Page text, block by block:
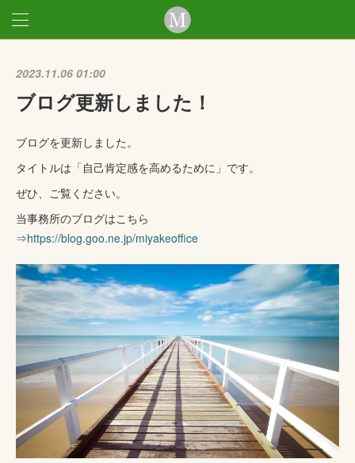
2023.11.06 01:00
ブログ更新しました！
ブログを更新しました。
タイトルは「自己肯定感を高めるために」です。
ぜひ、ご覧ください。
当事務所のブログはこちら
⇒https://blog.goo.ne.jp/miyakeoffice